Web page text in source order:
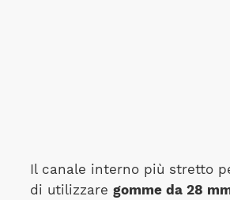
Il canale interno più stretto
di utilizzare gomme da 28